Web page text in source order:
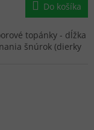
Do košíka
topánky - dĺžka
šnúrok (dierky